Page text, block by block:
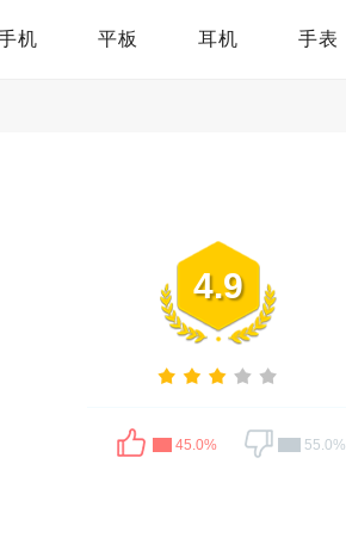
机 平板 耳机 手表
4.9
45.0% 55.0%